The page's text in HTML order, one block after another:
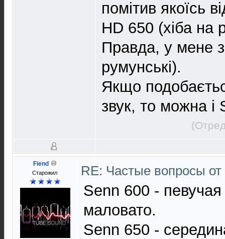
помітив якоїсь
HD 650 (хіба на
Правда, у мене
румунські).
Якщо
звук, то можна і
Fiend
Старожил RE: Частые вопросы
Senn 600 -
маловато.
Senn 650 -